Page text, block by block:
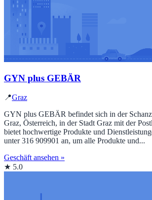
GYN plus GEBÄR
📍Graz
GYN plus GEBÄR befindet sich in der
Graz, Österreich, in der Stadt Graz mit der
bietet hochwertige Produkte und
unter 316 909901 an, um alle Produkte und...
Geschäft ansehen »
★ 5.0